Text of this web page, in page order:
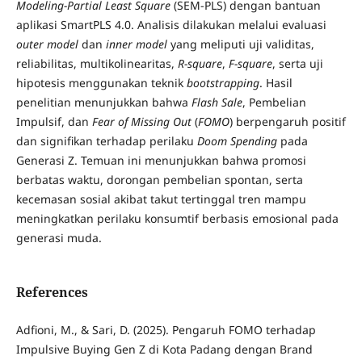
Modeling-Partial Least Square(SEM-PLS) dengan bantuan
aplikasi SmartPLS 4.0. Analisis dilakukan melalui evaluasi
outer modeldan inner modelyang meliputi uji validitas,
reliabilitas, multikolinearitas, R-square, F-square, serta uji
hipotesis menggunakan teknik bootstrapping. Hasil
penelitian menunjukkan bahwa Flash Sale, Pembelian
Impulsif, dan Fear of Missing Out(FOMO) berpengaruh positif
dan signifikan terhadap perilaku Doom Spendingpada
Generasi Z. Temuan ini menunjukkan bahwa promosi
berbatas waktu, dorongan pembelian spontan, serta
kecemasan sosial akibat takut tertinggal tren mampu
meningkatkan perilaku konsumtif berbasis emosional pada
generasi muda.
References
Adfioni, M., & Sari, D. (2025). Pengaruh FOMO terhadap
Impulsive Buying Gen Z di Kota Padang dengan Brand